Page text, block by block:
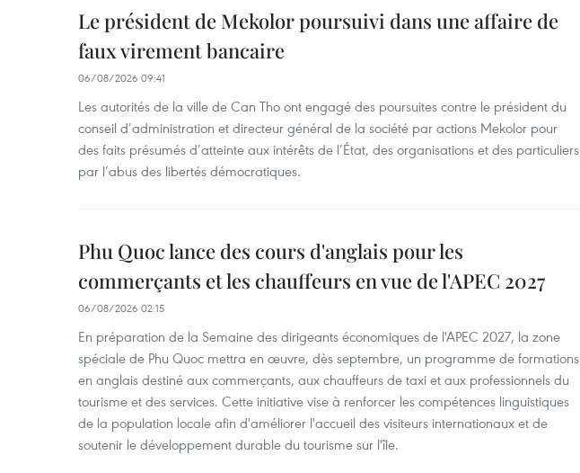
Le président de Mekolor poursuivi dans une affaire de
faux virement bancaire
06/08/2026 09:41
Les autorités de la ville de Can Tho ont engagé des poursuites contre le président du
conseil d’administration et directeur général de la société par actions Mekolor pour
des faits présumés d’atteinte aux intérêts de l’État, des organisations et des particuliers
par l’abus des libertés démocratiques.
Phu Quoc lance des cours d'anglais pour les
commerçants et les chauffeurs en vue de l'APEC 2027
06/08/2026 02:15
En préparation de la Semaine des dirigeants économiques de l'APEC 2027, la zone
spéciale de Phu Quoc mettra en œuvre, dès septembre, un programme de formations
en anglais destiné aux commerçants, aux chauffeurs de taxi et aux professionnels du
tourisme et des services. Cette initiative vise à renforcer les compétences linguistiques
de la population locale afin d'améliorer l'accueil des visiteurs internationaux et de
soutenir le développement durable du tourisme sur l'île.